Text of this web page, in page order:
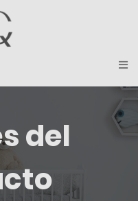
del